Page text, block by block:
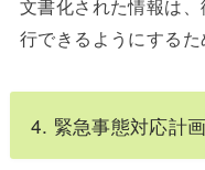
行できるようにするた
4. 緊急事態対応計